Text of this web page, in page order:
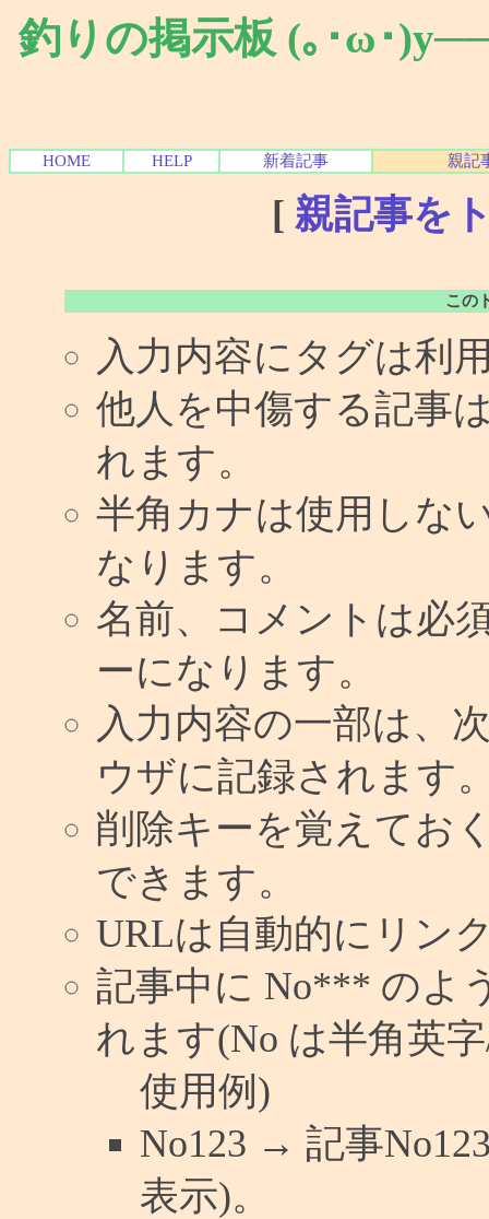
釣りの掲示板 (｡･ω･
HOME HELP 新着記事 親記
[ 親記事を
この
入力内容にタグは利
他人を中傷する記事
れます。
半角カナは使用しな
なります。
名前、コメントは必
ーになります。
入力内容の一部は、
ウザに記録されます
削除キーを覚えてお
できます。
URLは自動的にリン
記事中に No*** のよ
れます(No は半角英
使用例)
No123 → 記事
表示)。